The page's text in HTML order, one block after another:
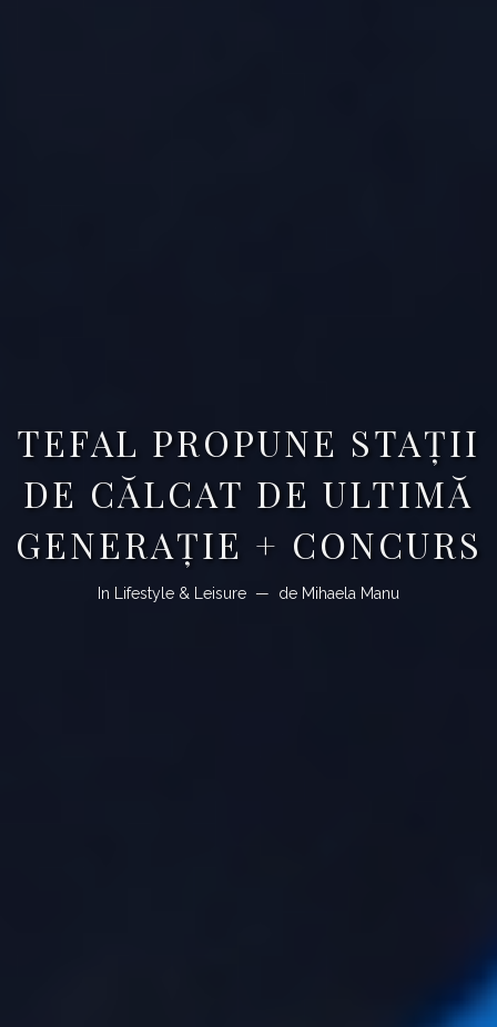
TEFAL PROPUNE STAȚII
DE CĂLCAT DE ULTIMĂ
GENERAȚIE + CONCURS
In Lifestyle & Leisure de Mihaela Manu